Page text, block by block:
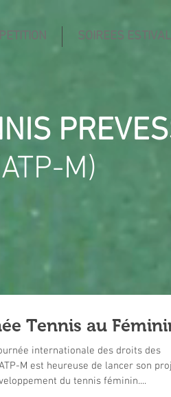
SOIREES
M)
Tennis au
internationale des droits des
M est heureuse de lancer son
du tennis féminin....